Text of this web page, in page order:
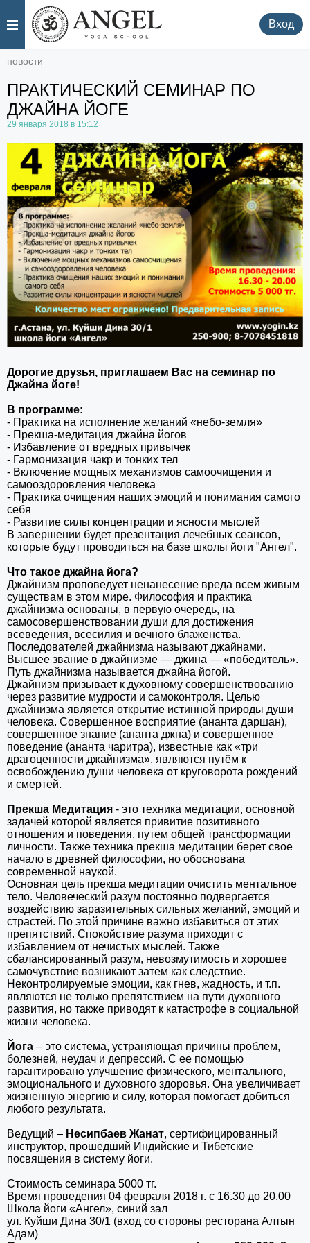
. Вход
новости
ПРАКТИЧЕСКИЙ СЕМИНАР ПО
ДЖАЙНА ЙОГЕ
29 января 2018 в 15:12
Дорогие друзья, приглашаем Вас на семинар по
Джайна йоге!
В программе:
- Практика на исполнение желаний «небо-земля»
- Прекша-медитация джайна йогов
- Избавление от вредных привычек
- Гармонизация чакр и тонких тел
- Включение мощных механизмов самоочищения и
самооздоровления человека
- Практика очищения наших эмоций и понимания самого
себя
- Развитие силы концентрации и ясности мыслей
В завершении будет презентация лечебных сеансов,
которые будут проводиться на базе школы йоги "Ангел".
Что такое джайна йога?
Джайнизм проповедует ненанесение вреда всем живым
существам в этом мире. Философия и практика
джайнизма основаны, в первую очередь, на
самосовершенствовании души для достижения
всеведения, всесилия и вечного блаженства.
Последователей джайнизма называют джайнами.
Высшее звание в джайнизме — джина — «победитель».
Путь джайнизма называется джайна йогой.
Джайнизм призывает к духовному совершенствованию
через развитие мудрости и самоконтроля. Целью
джайнизма является открытие истинной природы души
человека. Совершенное восприятие (ананта даршан),
совершенное знание (ананта джна) и совершенное
поведение (ананта чаритра), известные как «три
драгоценности джайнизма», являются путём к
освобождению души человека от круговорота рождений
и смертей.
Прекша Медитация - это техника медитации, основной
задачей которой является привитие позитивного
отношения и поведения, путем общей трансформации
личности. Также техника прекша медитации берет свое
начало в древней философии, но обоснована
современной наукой.
Основная цель прекша медитации очистить ментальное
тело. Человеческий разум постоянно подвергается
воздействию заразительных сильных желаний, эмоций и
страстей. По этой причине важно избавиться от этих
препятствий. Спокойствие разума приходит с
избавлением от нечистых мыслей. Также
сбалансированный разум, невозмутимость и хорошее
самочувствие возникают затем как следствие.
Неконтролируемые эмоции, как гнев, жадность, и т.п.
являются не только препятствием на пути духовного
развития, но также приводят к катастрофе в социальной
жизни человека.
Йога – это система, устраняющая причины проблем,
болезней, неудач и депрессий. С ее помощью
гарантировано улучшение физического, ментального,
эмоционального и духовного здоровья. Она увеличивает
жизненную энергию и силу, которая помогает добиться
любого результата.
Ведущий – Несипбаев Жанат, сертифицированный
инструктор, прошедший Индийские и Тибетские
посвящения в систему йоги.
Стоимость семинара 5000 тг.
Время проведения 04 февраля 2018 г. с 16.30 до 20.00
Школа йоги «Ангел», синий зал
ул. Куйши Дина 30/1 (вход со стороны ресторана Алтын
Адам)